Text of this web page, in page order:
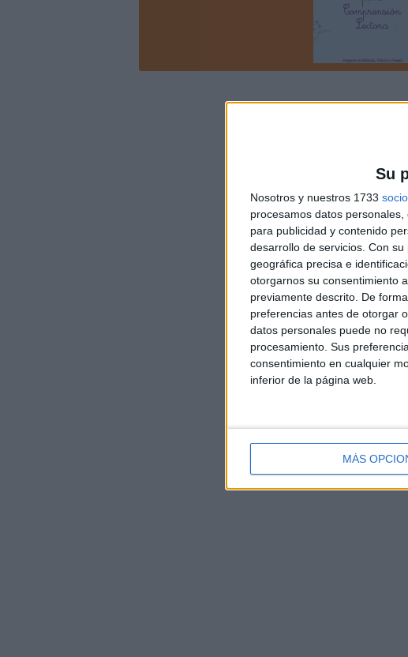
Su
Nosotros y nuestros 1733
procesamos datos
para publicidad y contenido
desarrollo de servicios. Con su
geográfica precisa e
otorgarnos su consentimiento
previamente descrito. De
preferencias antes de otorgar
datos personales puede no
procesamiento. Sus
consentimiento en cualquier
inferior de la página web.
MÁS